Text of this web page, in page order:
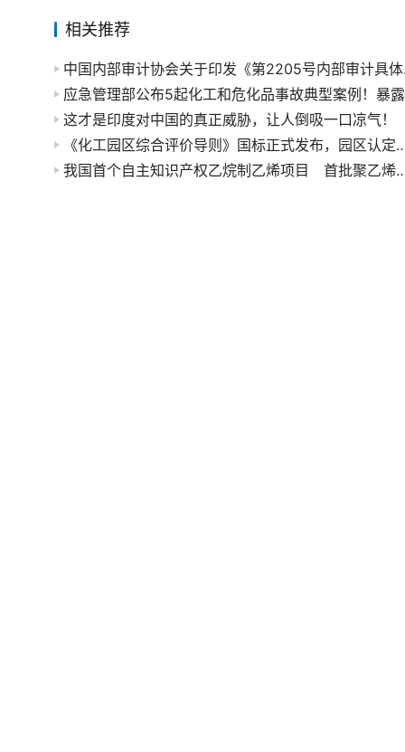
相关推荐
中国
这才是印度对中国的真正威胁，让人倒吸一口凉气！
《化工园区综合评价导则》国标正式
我国首个自主知识产权乙烷制